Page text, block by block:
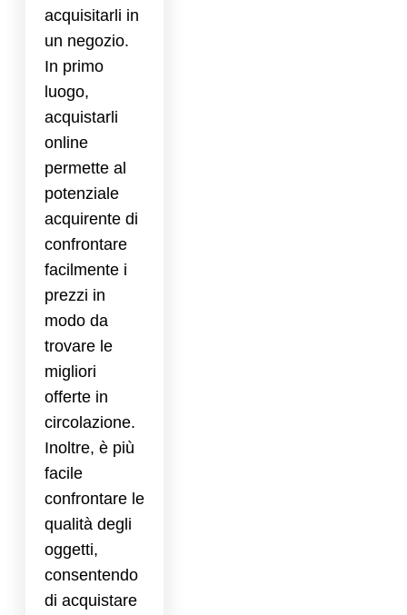
acquisitarli in
un negozio.
In primo
luogo,
acquistarli
online
permette al
potenziale
acquirente di
confrontare
facilmente i
prezzi in
modo da
trovare le
migliori
offerte in
circolazione.
Inoltre, è più
facile
confrontare le
qualità degli
oggetti,
consentendo
di acquistare